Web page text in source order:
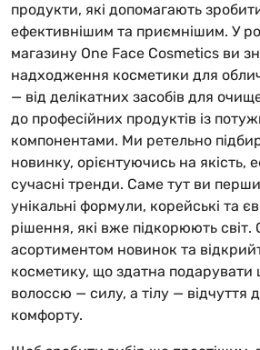
продукти, які допомагають
ефективнішим та приємнішим. У
магазину One Face Cosmetics ви
надходження косметики для
— від делікатних засобів для
до професійних продуктів із
компонентами. Ми ретельно
новинку, орієнтуючись на якість,
сучасні тренди. Саме тут ви
унікальні формули, корейські та
рішення, які вже підкорюють світ.
асортиментом новинок та
косметику, що здатна подарувати
волоссю — силу, а тілу — відчуття
комфорту.